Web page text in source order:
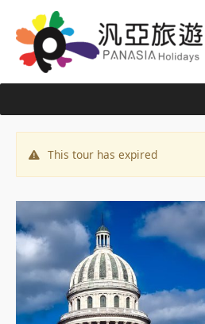
內
This tour has expired